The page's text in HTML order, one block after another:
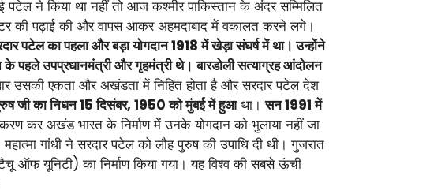
पटेल ने किया था नहीं तो आज कश्मीर पाकिस्तान के अंदर सम्मिलित
की पढ़ाई की और वापस आकर अहमदाबाद में वकालत करने लगे।
पटेल का पहला और बड़ा योगदान 1918 में खेड़ा संघर्ष में था। उन्होंने
के पहले उपप्रधानमंत्री और गृहमंत्री थे। बारडोली सत्याग्रह आंदोलन
उसकी एकता और अखंडता में निहित होता है और सरदार पटेल देश
जी का निधन 15 दिसंबर, 1950 को मुंबई में हुआथा।सन 1991 में
कर अखंड भारत के निर्माण में उनके योगदान को भुलाया नहीं जा
गांधी ने सरदार पटेल को लौह पुरुष की उपाधि दी थी। गुजरात
ऑफ यूनिटी) का निर्माण किया गया। यह विश्व की सबसे ऊंची